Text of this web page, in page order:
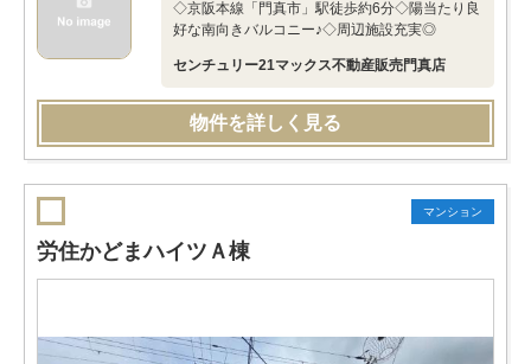
◇京阪本線「門真市」駅徒歩約6分◇陽当たり良
好な南向きバルコニー♪◇周辺施設充実◎
センチュリー21マックス不動産販売門真店
物件を詳しく見る
マンション
労住かどまハイツＡ棟